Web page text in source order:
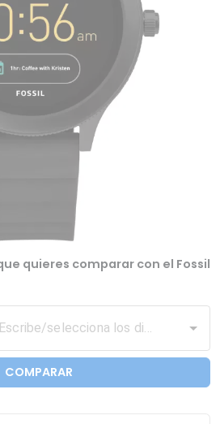
quieres comparar con el Fossil
COMPARAR